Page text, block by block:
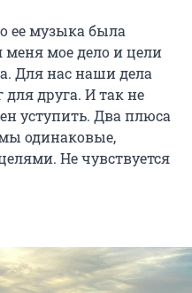
ее музыка была
меня мое дело и цели
Для нас наши дела
друга. И так не
уступить. Два плюса
одинаковые,
Не чувствуется